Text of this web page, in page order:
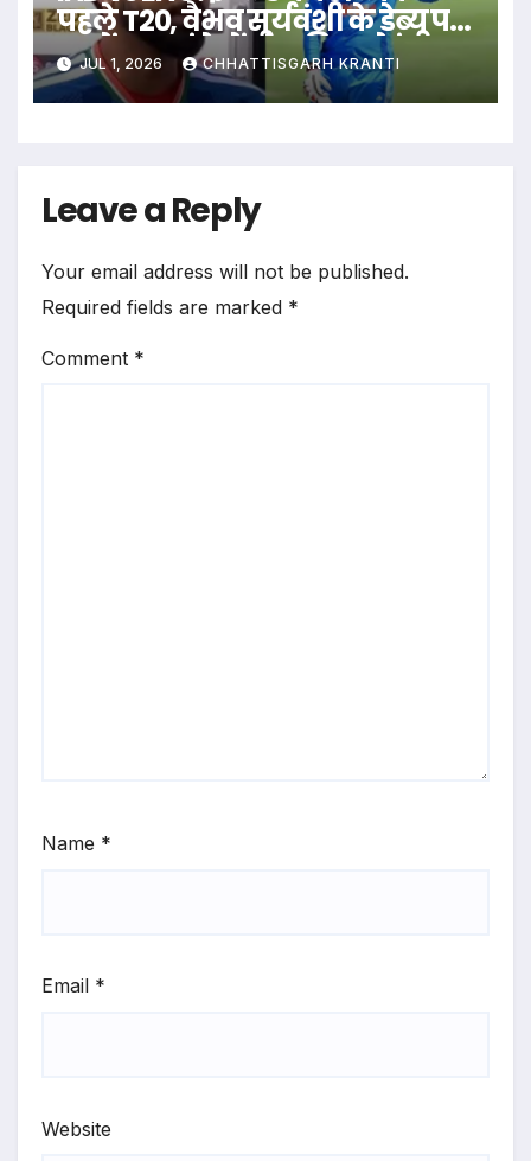
पहले T20, वैभव सूर्यवंशी के डेब्यू पर
सस्पेंस, यहां देखें संभावित प्लेइंग
इलेवन…
JUL 1, 2026 CHHATTISGARH KRANTI
Leave a Reply
Your email address will not be published.
Required fields are marked *
Comment *
Name *
Email *
Website